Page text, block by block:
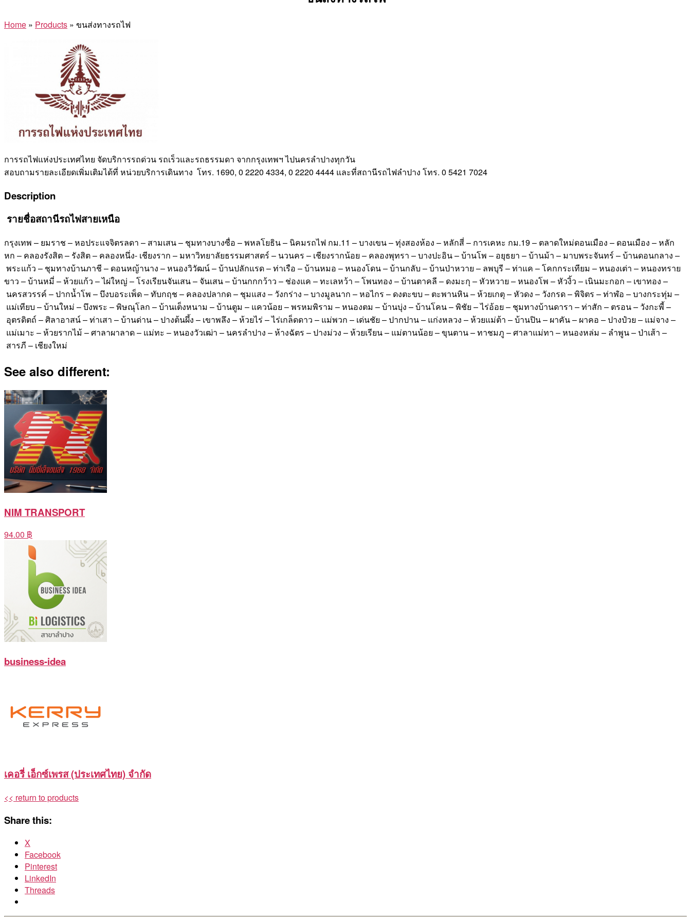
Home » Products » ขนส่งทางรถไฟ
การรถไฟแห่งประเทศไทย จัดบริการรถด่วน รถเร็วและรถธรรมดา จากกรุงเทพฯ ไปนครลำปางทุกวัน
สอบถามรายละเอียดเพิ่มเติมได้ที่ หน่วยบริการเดินทาง โทร. 1690, 0 2220 4334, 0 2220 4444 และที่สถานีรถไฟลำปาง โทร. 0 5421 7024
Description
รายชื่อสถานีรถไฟสายเหนือ
กรุงเทพ – ยมราช – หอประแจจิตรลดา – สามเสน – ชุมทางบางซื่อ – พหลโยธิน – นิคมรถไฟ กม.11 – บางเขน – ทุ่งสองห้อง – หลักสี่ – การเคหะ กม.19 – ตลาดใหม่ดอนเมือง – ดอนเมือง – หลัก
หก – คลองรังสิต – รังสิต – คลองหนึ่ง- เชียงราก – มหาวิทยาลัยธรรมศาสตร์ – นวนคร – เชียงรากน้อย – คลองพุทรา – บางปะอิน – บ้านโพ – อยุธยา – บ้านม้า – มาบพระจันทร์ – บ้านดอนกลาง –
พระแก้ว – ชุมทางบ้านภาชี – ดอนหญ้านาง – หนองวิวัฒน์ – บ้านปลักแรด – ท่าเรือ – บ้านหมอ – หนองโดน – บ้านกลับ – บ้านป่าหวาย – ลพบุรี – ท่าแค – โคกกระเทียม – หนองเต่า – หนองทราย
ขาว – บ้านหมี่ – ห้วยแก้ว – ไผ่ใหญ่ – โรงเรียนจันเสน – จันเสน – บ้านกกกว้าว – ช่องแค – ทะเลหว้า – โพนทอง – บ้านตาคลี – ดงมะกุ – หัวหวาย – หนองโพ – หัวงิ้ว – เนินมะกอก – เขาทอง –
นครสวรรค์ – ปากน้ำโพ – บึงบอระเพ็ด – ทับกฤช – คลองปลากด – ชุมแสง – วังกร่าง – บางมูลนาก – หอไกร – ดงตะขบ – ตะพานหิน – ห้วยเกตุ – หัวดง – วังกรด – พิจิตร – ท่าฬ่อ – บางกระทุ่ม –
แม่เทียบ – บ้านใหม่ – บึงพระ – พิษณุโลก – บ้านเต็งหนาม – บ้านตูม – แควน้อย – พรหมพิราม – หนองตม – บ้านบุ่ง – บ้านโคน – พิชัย – ไร่อ้อย – ชุมทางบ้านดารา – ท่าสัก – ตรอน – วังกะพี้ –
อุตรดิตถ์ – ศิลาอาสน์ – ท่าเสา – บ้านด่าน – ปางต้นผึ้ง – เขาพลึง – ห้วยไร่ – ไร่เกล็ดดาว – แม่พวก – เด่นชัย – ปากปาน – แก่งหลวง – ห้วยแม่ต้า – บ้านปิน – ผาคัน – ผาคอ – ปางป๋วย – แม่จาง –
แม่เมาะ – ห้วยรากไม้ – ศาลาผาลาด – แม่ทะ – หนองวัวเฒ่า – นครลำปาง – ห้างฉัตร – ปางม่วง – ห้วยเรียน – แม่ตานน้อย – ขุนตาน – ทาชมภู – ศาลาแม่ทา – หนองหล่ม – ลำพูน – ป่าเส้า –
สารภี – เชียงใหม่
See also different:
NIM TRANSPORT
94.00 ฿
business-idea
เคอรี่ เอ็กซ์เพรส (ประเทศไทย) จำกัด
<< return to products
Share this:
X
Facebook
Pinterest
LinkedIn
Threads